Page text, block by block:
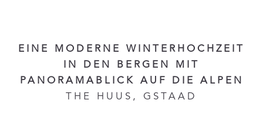
EINE MODERNE WINTERHOCHZEIT
IN DEN BERGEN MIT
PANORAMABLICK AUF DIE ALPEN
THE HUUS, GSTAAD